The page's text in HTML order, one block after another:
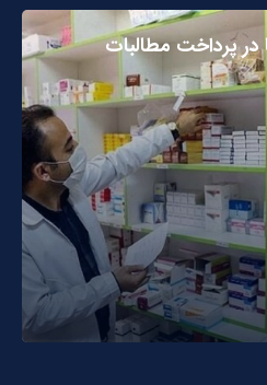
در پرداخت مطالبات